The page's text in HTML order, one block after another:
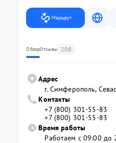
Маршрут
ОбзорОтзывы 208
Адрес
г. Симферополь,
Контакты
+7 (800) 301-55-83
+7 (800) 301-55-83
Время работы
Работаем с 09:00 до